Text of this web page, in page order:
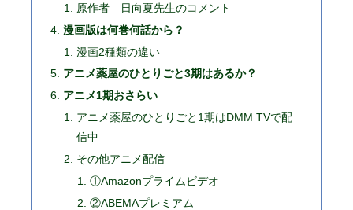
原作者 日向夏先生のコメント
漫画版は何巻何話から？
漫画2種類の違い
アニメ薬屋のひとりごと3期はあるか？
アニメ1期おさらい
アニメ薬屋のひとりごと1期はDMM TVで配
信中
その他アニメ配信
①Amazonプライムビデオ
②ABEMAプレミアム